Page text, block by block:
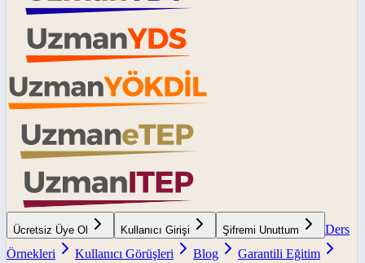
Ücretsiz Üye Ol Kullanıcı Girişi Şifremi Unuttum
Ders
Örnekleri
Kullanıcı Görüşleri Blog
Garantili Eğitim